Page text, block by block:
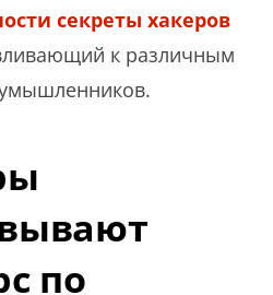
секреты хакеров
к различным
по